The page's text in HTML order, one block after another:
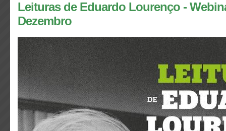
Leituras de Eduardo Lourenço -
Dezembro